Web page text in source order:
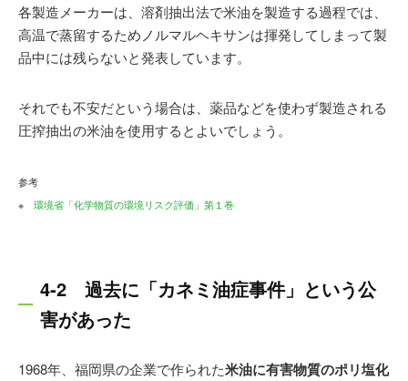
各製造メーカーは、溶剤抽出法で米油を製造する過程では、
高温で蒸留するためノルマルヘキサンは揮発してしまって製
品中には残らないと発表しています。
それでも不安だという場合は、薬品などを使わず製造される
圧搾抽出の米油を使用するとよいでしょう。
参考
※ 環境省「化学物質の環境リスク評価」第１巻
4-2 過去に「カネミ油症事件」という公
害があった
1968年、福岡県の企業で作られた米油に有害物質のポリ塩化